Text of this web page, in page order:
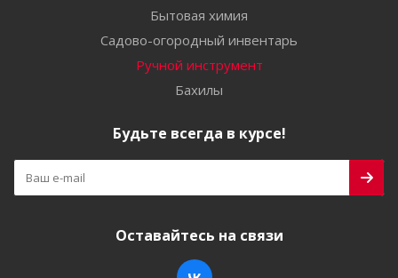
Бытовая химия
Садово-огородный инвентарь
Ручной инструмент
Бахилы
Будьте всегда в курсе!
Оставайтесь на связи